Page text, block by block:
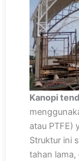
Kanopi
atau PTFE)
Struktur ini
tahan lama,